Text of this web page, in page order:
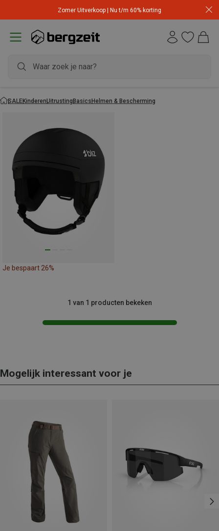
Zomer Uitverkoop | Nu t/m 60% korting
SALEKinderenUitrustingBasicsHelmen & Bescherming
Je bespaart 26%
1 van 1 producten bekeken
Mogelijk interessant voor je